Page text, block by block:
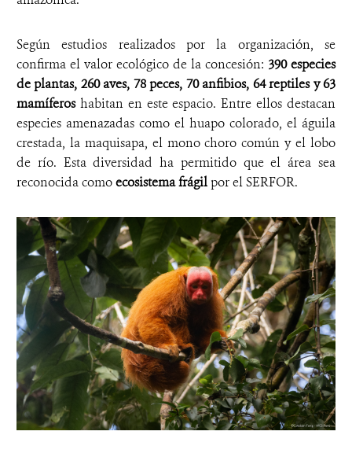
Según estudios realizados por la organización, se
confirma el valor ecológico de la concesión: 390 especies
de plantas, 260 aves, 78 peces, 70 anfibios, 64 reptiles y 63
mamíferoshabitan en este espacio. Entre ellos destacan
especies amenazadas como el huapo colorado, el águila
crestada, la maquisapa, el mono choro común y el lobo
de río. Esta diversidad ha permitido que el área sea
reconocida comoecosistema frágil por el SERFOR.